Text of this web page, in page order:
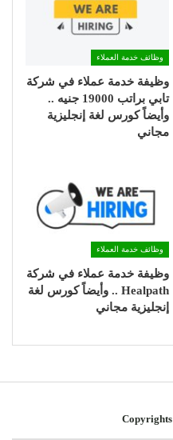
وظائف خدمة العملاء
وظيفة خدمة عملاء في شركة
تابي براتب 19000 جنيه ..
وأيضاً كورس لغة إنجليزية
مجاني
وظائف خدمة العملاء
وظيفة خدمة عملاء في شركة
Healpath .. وأيضاً كورس لغة
إنجليزية مجاني
Copyrights